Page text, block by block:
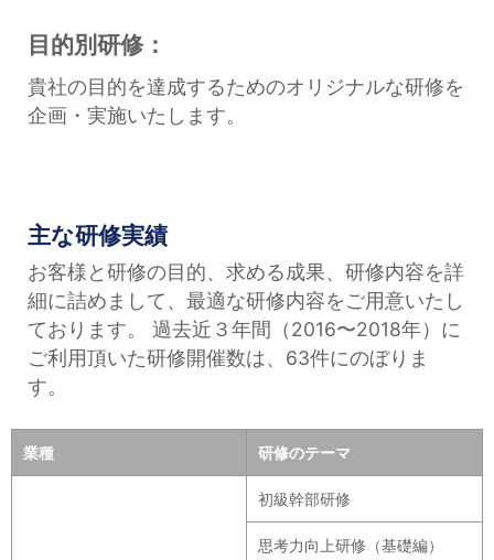
目的別研修：
貴社の目的を達成するためのオリジナルな研修を
企画・実施いたします。
主な研修実績
お客様と研修の目的、求める成果、研修内容を詳
細に詰めまして、最適な研修内容をご用意いたし
ております。 過去近３年間（2016〜2018年）に
ご利用頂いた研修開催数は、63件にのぼりま
す。
業種 研修のテーマ
初級幹部研修
思考力向上研修（基礎編）